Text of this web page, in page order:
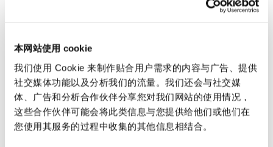
本网站使用 cookie
我们使用 Cookie 来制作贴合用户需求的内容与广告、提供
社交媒体功能以及分析我们的流量。我们还会与社交媒
体、广告和分析合作伙伴分享您对我们网站的使用情况，
这些合作伙伴可能会将此类信息与您提供给他们或他们在
您使用其服务的过程中收集的其他信息相结合。
Political Risk & Trade Credit
Product Liability & Recall
兰巴托 – 联营办公室
约
物浦
基础设施